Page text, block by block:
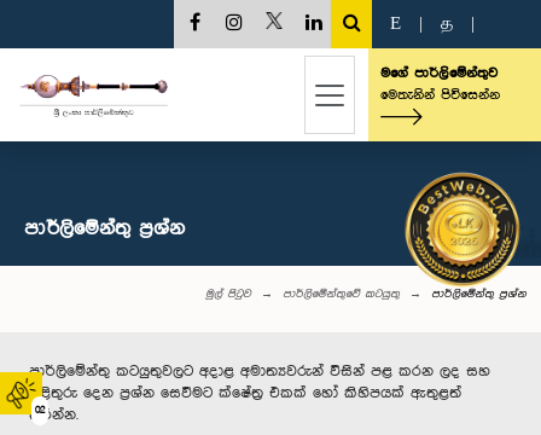
02
E த
මගේ පාර්ලිමේන්තුව
මෙතැනින් පිවිසෙන්න
පාර්ලි‌මේන්තු‌ ප්‍රශ්න
මුල් පිටුව පාර්ලිමේන්තුවේ කටයුතු පාර්ලි‌මේන්තු‌ ප්‍රශ්න
පාර්ලිමේන්තු කටයුතුවලට අදාළ අමාත්‍යවරුන් විසින් පළ කරන ලද සහ
පිළිතුරු දෙන ප්‍රශ්න සෙවීමට ක්ෂේත්‍ර එකක් හෝ කිහිපයක් ඇතුළත්
කරන්න.